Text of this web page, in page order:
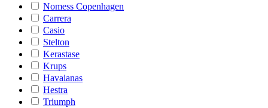
Nomess Copenhagen
Carrera
Casio
Stelton
Kerastase
Krups
Havaianas
Hestra
Triumph